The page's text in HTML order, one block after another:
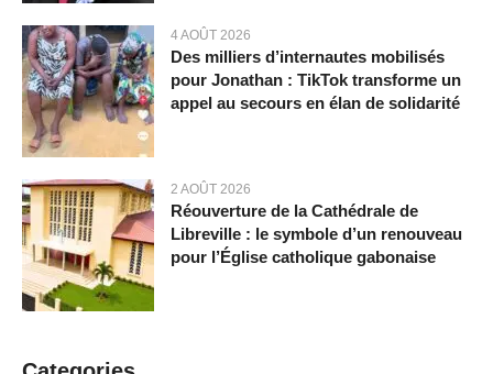
4 AOÛT 2026
Des milliers d’internautes mobilisés
pour Jonathan : TikTok transforme un
appel au secours en élan de solidarité
2 AOÛT 2026
Réouverture de la Cathédrale de
Libreville : le symbole d’un renouveau
pour l’Église catholique gabonaise